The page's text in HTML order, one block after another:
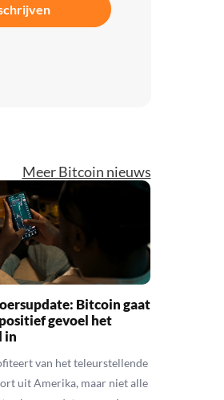
Meer Bitcoin nieuws
Bitcoin gaat
gevoel het
in
van het teleurstellende
uit Amerika, maar niet alle